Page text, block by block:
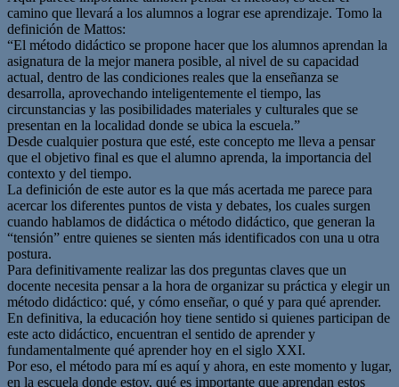
camino que llevará a los alumnos a lograr ese aprendizaje. Tomo la
definición de Mattos:
“El método didáctico se propone hacer que los alumnos aprendan la
asignatura de la mejor manera posible, al nivel de su capacidad
actual, dentro de las condiciones reales que la enseñanza se
desarrolla, aprovechando inteligentemente el tiempo, las
circunstancias y las posibilidades materiales y culturales que se
presentan en la localidad donde se ubica la escuela.”
Desde cualquier postura que esté, este concepto me lleva a pensar
que el objetivo final es que el alumno aprenda, la importancia del
contexto y del tiempo.
La definición de este autor es la que más acertada me parece para
acercar los diferentes puntos de vista y debates, los cuales surgen
cuando hablamos de didáctica o método didáctico, que generan la
“tensión” entre quienes se sienten más identificados con una u otra
postura.
Para definitivamente realizar las dos preguntas claves que un
docente necesita pensar a la hora de organizar su práctica y elegir un
método didáctico: qué, y cómo enseñar, o qué y para qué aprender.
En definitiva, la educación hoy tiene sentido si quienes participan de
este acto didáctico, encuentran el sentido de aprender y
fundamentalmente qué aprender hoy en el siglo XXI.
Por eso, el método para mí es aquí y ahora, en este momento y lugar,
en la escuela donde estoy, qué es importante que aprendan estos